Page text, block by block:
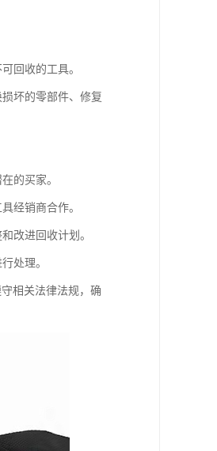
回收的工具。
坏的零部件、修复
的买家。
经销商合作。
改进回收计划。
处理。
相关法律法规，确